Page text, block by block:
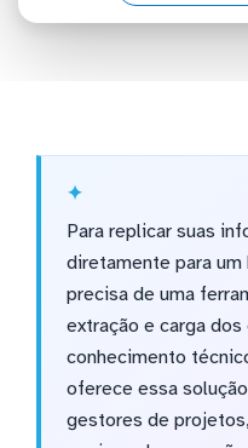
Para replicar suas
diretamente para um
precisa de uma
extração e carga
conhecimento
oferece essa
gestores de